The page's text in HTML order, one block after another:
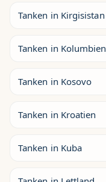
Tanken in Kirgisistan
Tanken in Kolumbien
Tanken in Kosovo
Tanken in Kroatien
Tanken in Kuba